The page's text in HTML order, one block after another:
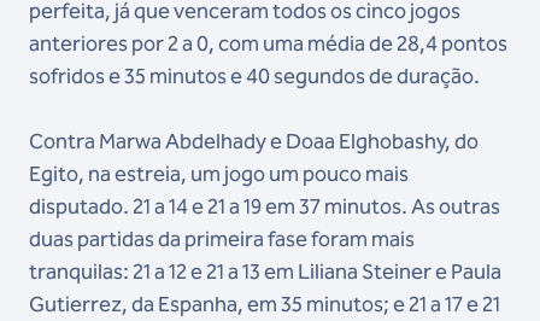
perfeita, já que venceram todos os cinco jogos
anteriores por 2 a 0, com uma média de 28,4 pontos
sofridos e 35 minutos e 40 segundos de duração.
Contra Marwa Abdelhady e Doaa Elghobashy, do
Egito, na estreia, um jogo um pouco mais
disputado. 21 a 14 e 21 a 19 em 37 minutos. As outras
duas partidas da primeira fase foram mais
tranquilas: 21 a 12 e 21 a 13 em Liliana Steiner e Paula
Gutierrez, da Espanha, em 35 minutos; e 21 a 17 e 21